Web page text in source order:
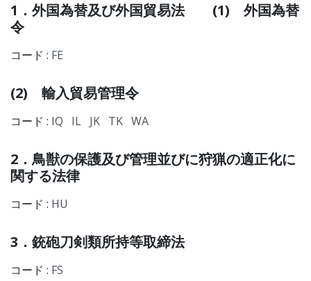
1．外国為替及び外国貿易法 (1) 外国為替
令
コード : FE
(2) 輸入貿易管理令
コード : IQ IL JK TK WA
2．鳥獣の保護及び管理並びに狩猟の適正化に
関する法律
コード : HU
3．銃砲刀剣類所持等取締法
コード : FS
ユーザー登録